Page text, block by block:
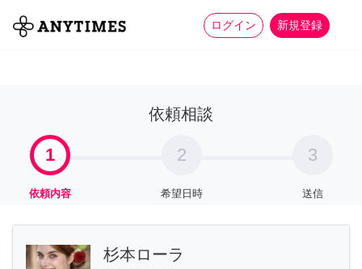
ログイン 新規登録
全て 家事 more_horiz
依頼相談
1
依頼内容
2
希望日時
3
送信
杉本ローラ